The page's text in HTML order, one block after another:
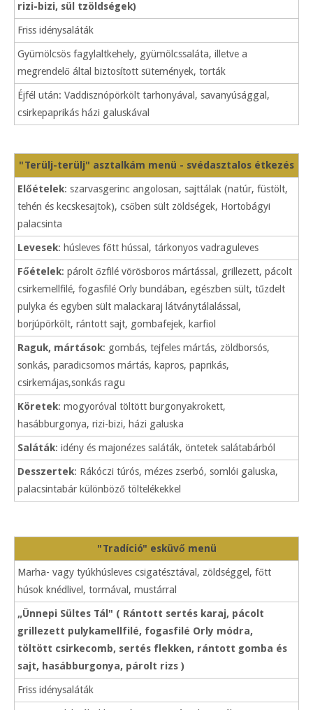
rizi-bizi, sül tzöldségek)
Friss idénysaláták
Gyümölcsös fagylaltkehely, gyümölcssaláta, illetve a
megrendelő által biztosított sütemények, torták
Éjfél után: Vaddisznópörkölt tarhonyával, savanyúsággal,
csirkepaprikás házi galuskával
"Terülj-terülj" asztalkám menü - svédasztalos étkezés
Előételek: szarvasgerinc angolosan, sajttálak (natúr, füstölt,
tehén és kecskesajtok), csőben sült zöldségek, Hortobágyi
palacsinta
Levesek: húsleves főtt hússal, tárkonyos vadraguleves
Főételek: párolt őzfilé vörösboros mártással, grillezett, pácolt
csirkemellfilé, fogasfilé Orly bundában, egészben sült, tűzdelt
pulyka és egyben sült malackaraj látványtálalással,
borjúpörkölt, rántott sajt, gombafejek, karfiol
Raguk, mártások: gombás, tejfeles mártás, zöldborsós,
sonkás, paradicsomos mártás, kapros, paprikás,
csirkemájas,sonkás ragu
Köretek: mogyoróval töltött burgonyakrokett,
hasábburgonya, rizi-bizi, házi galuska
Saláták: idény és majonézes saláták, öntetek salátabárból
Desszertek: Rákóczi túrós, mézes zserbó, somlói galuska,
palacsintabár különböző töltelékekkel
"Tradíció" esküvő menü
Marha- vagy tyúkhúsleves csigatésztával, zöldséggel, főtt
húsok knédlivel, tormával, mustárral
„Ünnepi Sültes Tál" ( Rántott sertés karaj, pácolt
grillezett pulykamellfilé, fogasfilé Orly módra,
töltött csirkecomb, sertés flekken, rántott gomba és
sajt, hasábburgonya, párolt rizs )
Friss idénysaláták